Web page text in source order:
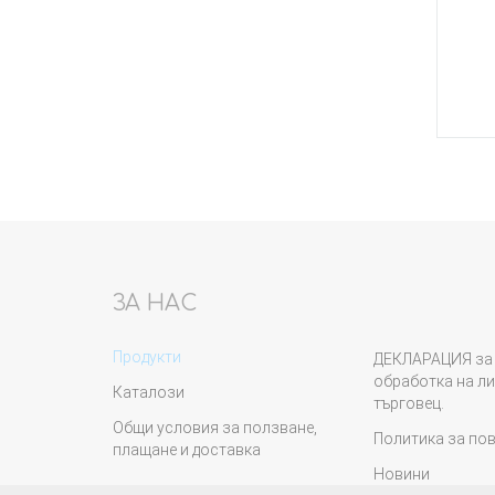
ЗА НАС
Продукти
Каталози
Общи условия за ползване,
плащане и доставка
ДЕКЛАРАЦИЯ за
обработка на
търговец.
Политика за
Новини